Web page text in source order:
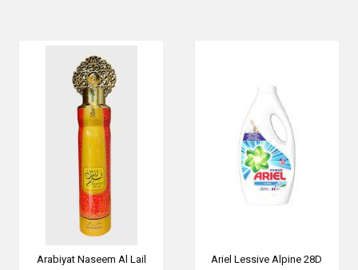
Arabiyat Naseem Al Lail Ariel Lessive Alpine 28D